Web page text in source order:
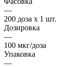
—
200 доза x 1 шт.
Дозировка
—
100 мкг/доза
Упаковка
—